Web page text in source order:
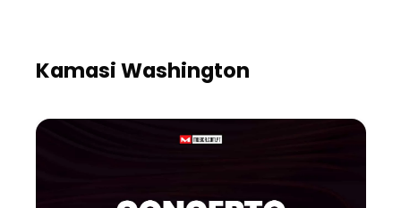
Kamasi Washington